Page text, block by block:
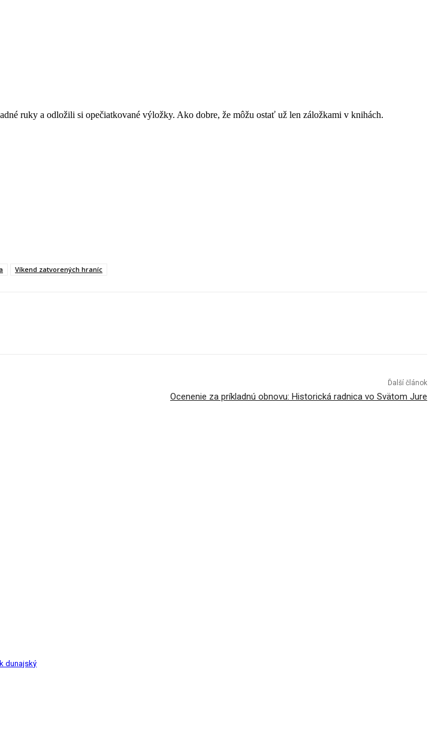
ruky a odložili si opečiatkované výložky. Ako dobre, že môžu ostať už len záložkami v knihách.
Víkend zatvorených hraníc
Ďalší článok
Ocenenie za príkladnú obnovu: Historická radnica vo Svätom Jure
dunajský